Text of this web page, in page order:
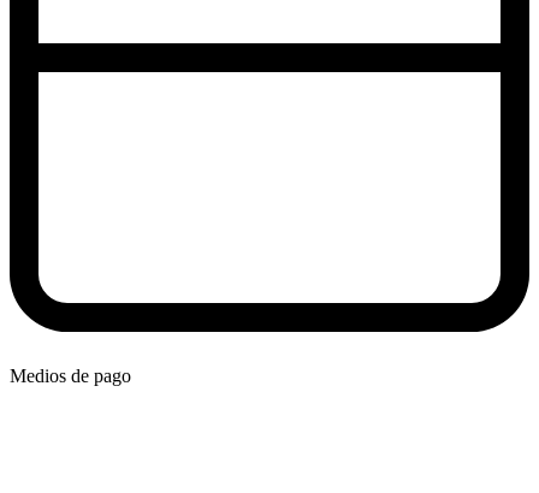
Medios de pago